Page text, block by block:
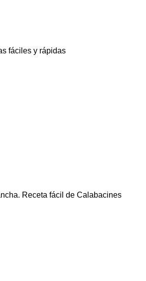
fáciles y rápidas
Receta fácil de Calabacines